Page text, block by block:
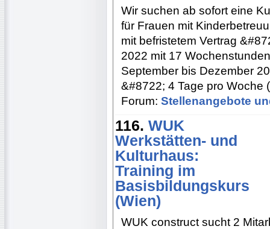
Wir suchen ab sofort eine
für Frauen mit
mit befristetem Vertrag
2022 mit 17
September bis Dezember
&#8722; 4 Tage pro Woche
Forum: Stellenangebote
116. WUK
Werkstätten- und
Kulturhaus:
Training im
Basisbildungskurs
(Wien)
WUK construct sucht 2